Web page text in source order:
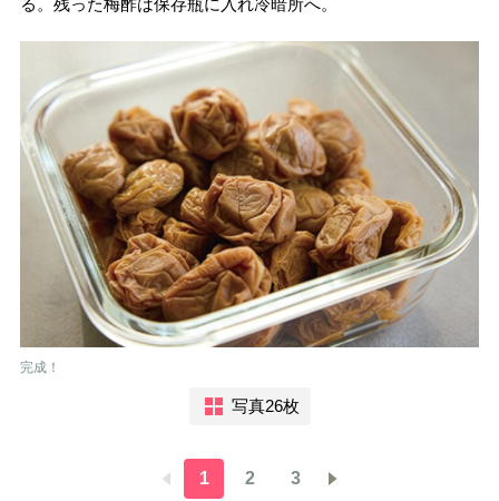
る。残った梅酢は保存瓶に入れ冷暗所へ。
完成！
写真26枚
1 2 3